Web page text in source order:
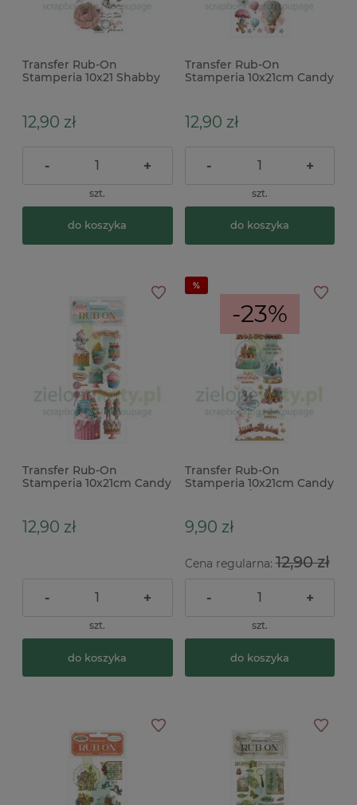
Transfer Rub-On
Stamperia 10x21 Shabby
12,90 zł
- +
szt.
do koszyka
Transfer Rub-On
Stamperia 10x21cm Candy
12,90 zł
- +
szt.
do koszyka
Transfer Rub-On
Stamperia 10x21cm Candy
12,90 zł
- +
szt.
do koszyka
-23%
Transfer Rub-On
Stamperia 10x21cm Candy
9,90 zł
Cena regularna:12,90 zł
- +
szt.
do koszyka